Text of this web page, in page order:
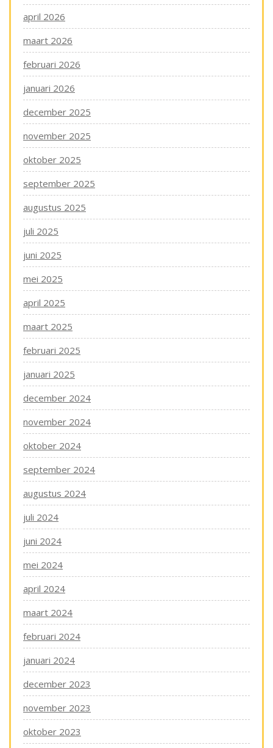
april 2026
maart 2026
februari 2026
januari 2026
december 2025
november 2025
oktober 2025
september 2025
augustus 2025
juli 2025
juni 2025
mei 2025
april 2025
maart 2025
februari 2025
januari 2025
december 2024
november 2024
oktober 2024
september 2024
augustus 2024
juli 2024
juni 2024
mei 2024
april 2024
maart 2024
februari 2024
januari 2024
december 2023
november 2023
oktober 2023